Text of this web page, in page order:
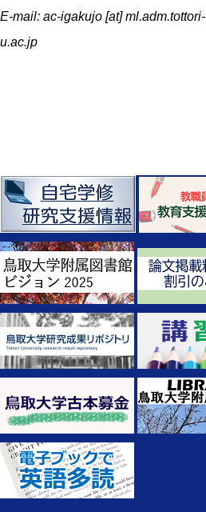
E-mail: ac-igakujo [at] ml.adm.tottori-
u.ac.jp